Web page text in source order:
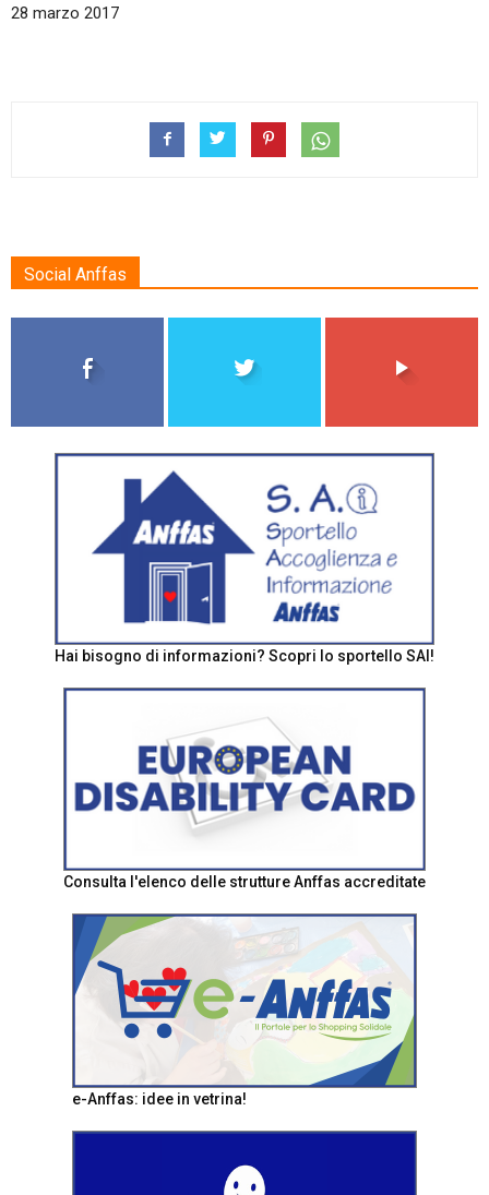
28 marzo 2017
Social Anffas
Hai bisogno di informazioni? Scopri lo sportello SAI!
Consulta l'elenco delle strutture Anffas accreditate
e-Anffas: idee in vetrina!